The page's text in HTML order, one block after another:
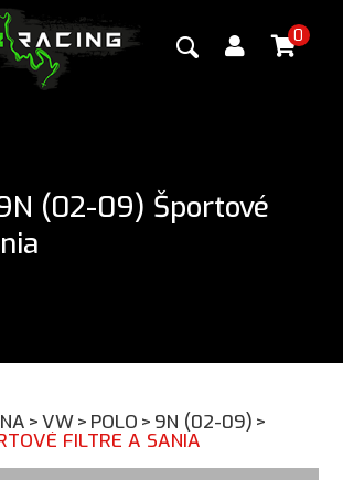
0
(02-09) Športové
>VW> POLO > 9N (02-09) >
FILTRE A SANIA